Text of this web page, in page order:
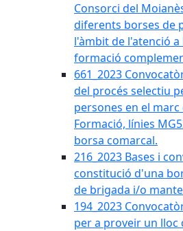
Consorci del
diferents borses de
l'àmbit de l'atenció
formació
661_2023
del procés selectiu
persones en el
Formació, línies
borsa comarcal.
216_2023 Bases i
constitució d'una
de brigada i/o
194_2023
per a proveir un lloc